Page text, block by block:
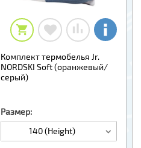
Комплект термобелья Jr.
NORDSKI Soft (оранжевый/
серый)
Размер:
140 (Height)